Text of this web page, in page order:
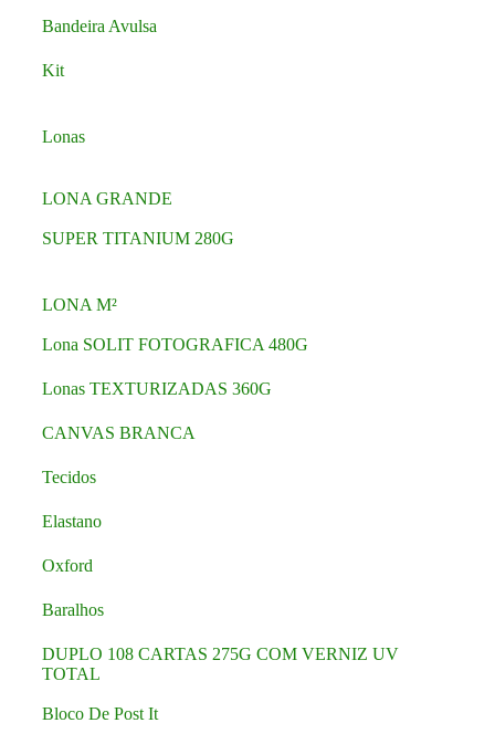
Bandeira Avulsa
Kit
Lonas
LONA GRANDE
SUPER TITANIUM 280G
LONA M²
Lona SOLIT FOTOGRAFICA 480G
Lonas TEXTURIZADAS 360G
CANVAS BRANCA
Tecidos
Elastano
Oxford
Baralhos
DUPLO 108 CARTAS 275G COM VERNIZ UV
TOTAL
Bloco De Post It